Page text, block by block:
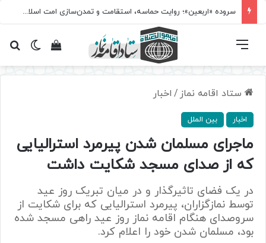
سروده‌ «اربعین»؛ روایت حماسه، استقامت و تمدن‌سازی امت اسلامی
تغییرمشاهده فهرست
ستاد اقامه نماز / اخبار
اخبار بین الملل
ماجرای مسلمان شدن پیرمرد استرالیایی
که از صدای مسجد شکایت داشت
در یک فضای تاثیرگذار و در میان تبریک روز عید
توسط نمازگزاران، پیرمرد استرالیایی که برای شکایت از
سروصدای هنگام اقامه نماز روز عید راهی مسجد شده
بود، مسلمان شدن خود را اعلام کرد.